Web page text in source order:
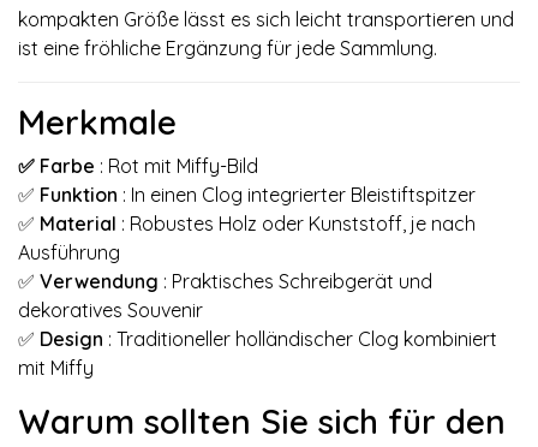
kompakten Größe lässt es sich leicht transportieren und
ist eine fröhliche Ergänzung für jede Sammlung.
Merkmale
✅ Farbe : Rot mit Miffy-Bild
✅ Funktion : In einen Clog integrierter Bleistiftspitzer
✅ Material : Robustes Holz oder Kunststoff, je nach
Ausführung
✅ Verwendung : Praktisches Schreibgerät und
dekoratives Souvenir
✅ Design : Traditioneller holländischer Clog kombiniert
mit Miffy
Warum sollten Sie sich für den